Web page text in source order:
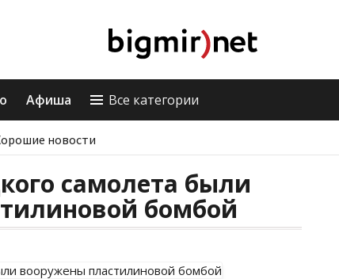
Афиша Все категории
новости
самолета были
бомбой